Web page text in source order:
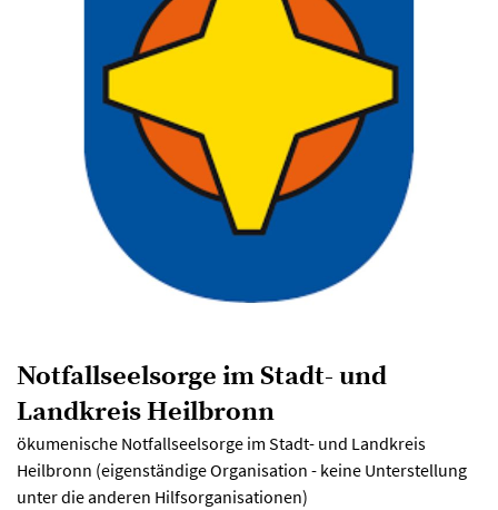
Notfallseelsorge im Stadt- und
Landkreis Heilbronn
ökumenische Notfallseelsorge im Stadt- und Landkreis
Heilbronn (eigenständige Organisation - keine Unterstellung
unter die anderen Hilfsorganisationen)